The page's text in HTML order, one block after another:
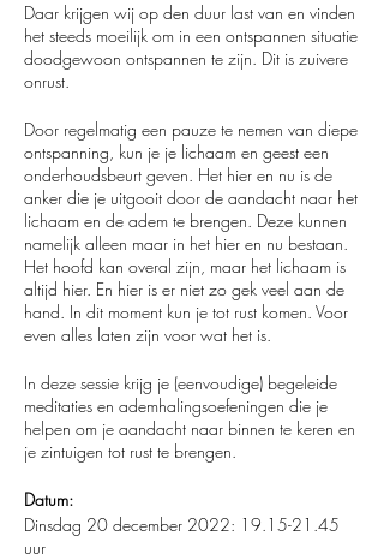
Daar krijgen wij op den duur last van en vinden
het steeds moeilijk om in een ontspannen situatie
doodgewoon ontspannen te zijn. Dit is zuivere
onrust.
Door regelmatig een pauze te nemen van diepe
ontspanning, kun je je lichaam en geest een
onderhoudsbeurt geven. Het hier en nu is de
anker die je uitgooit door de aandacht naar het
lichaam en de adem te brengen. Deze kunnen
namelijk alleen maar in het hier en nu bestaan.
Het hoofd kan overal zijn, maar het lichaam is
altijd hier. En hier is er niet zo gek veel aan de
hand. In dit moment kun je tot rust komen. Voor
even alles laten zijn voor wat het is.
In deze sessie krijg je (eenvoudige) begeleide
meditaties en ademhalingsoefeningen die je
helpen om je aandacht naar binnen te keren en
je zintuigen tot rust te brengen.
Datum:
Dinsdag 20 december 2022: 19.15-21.45
uur